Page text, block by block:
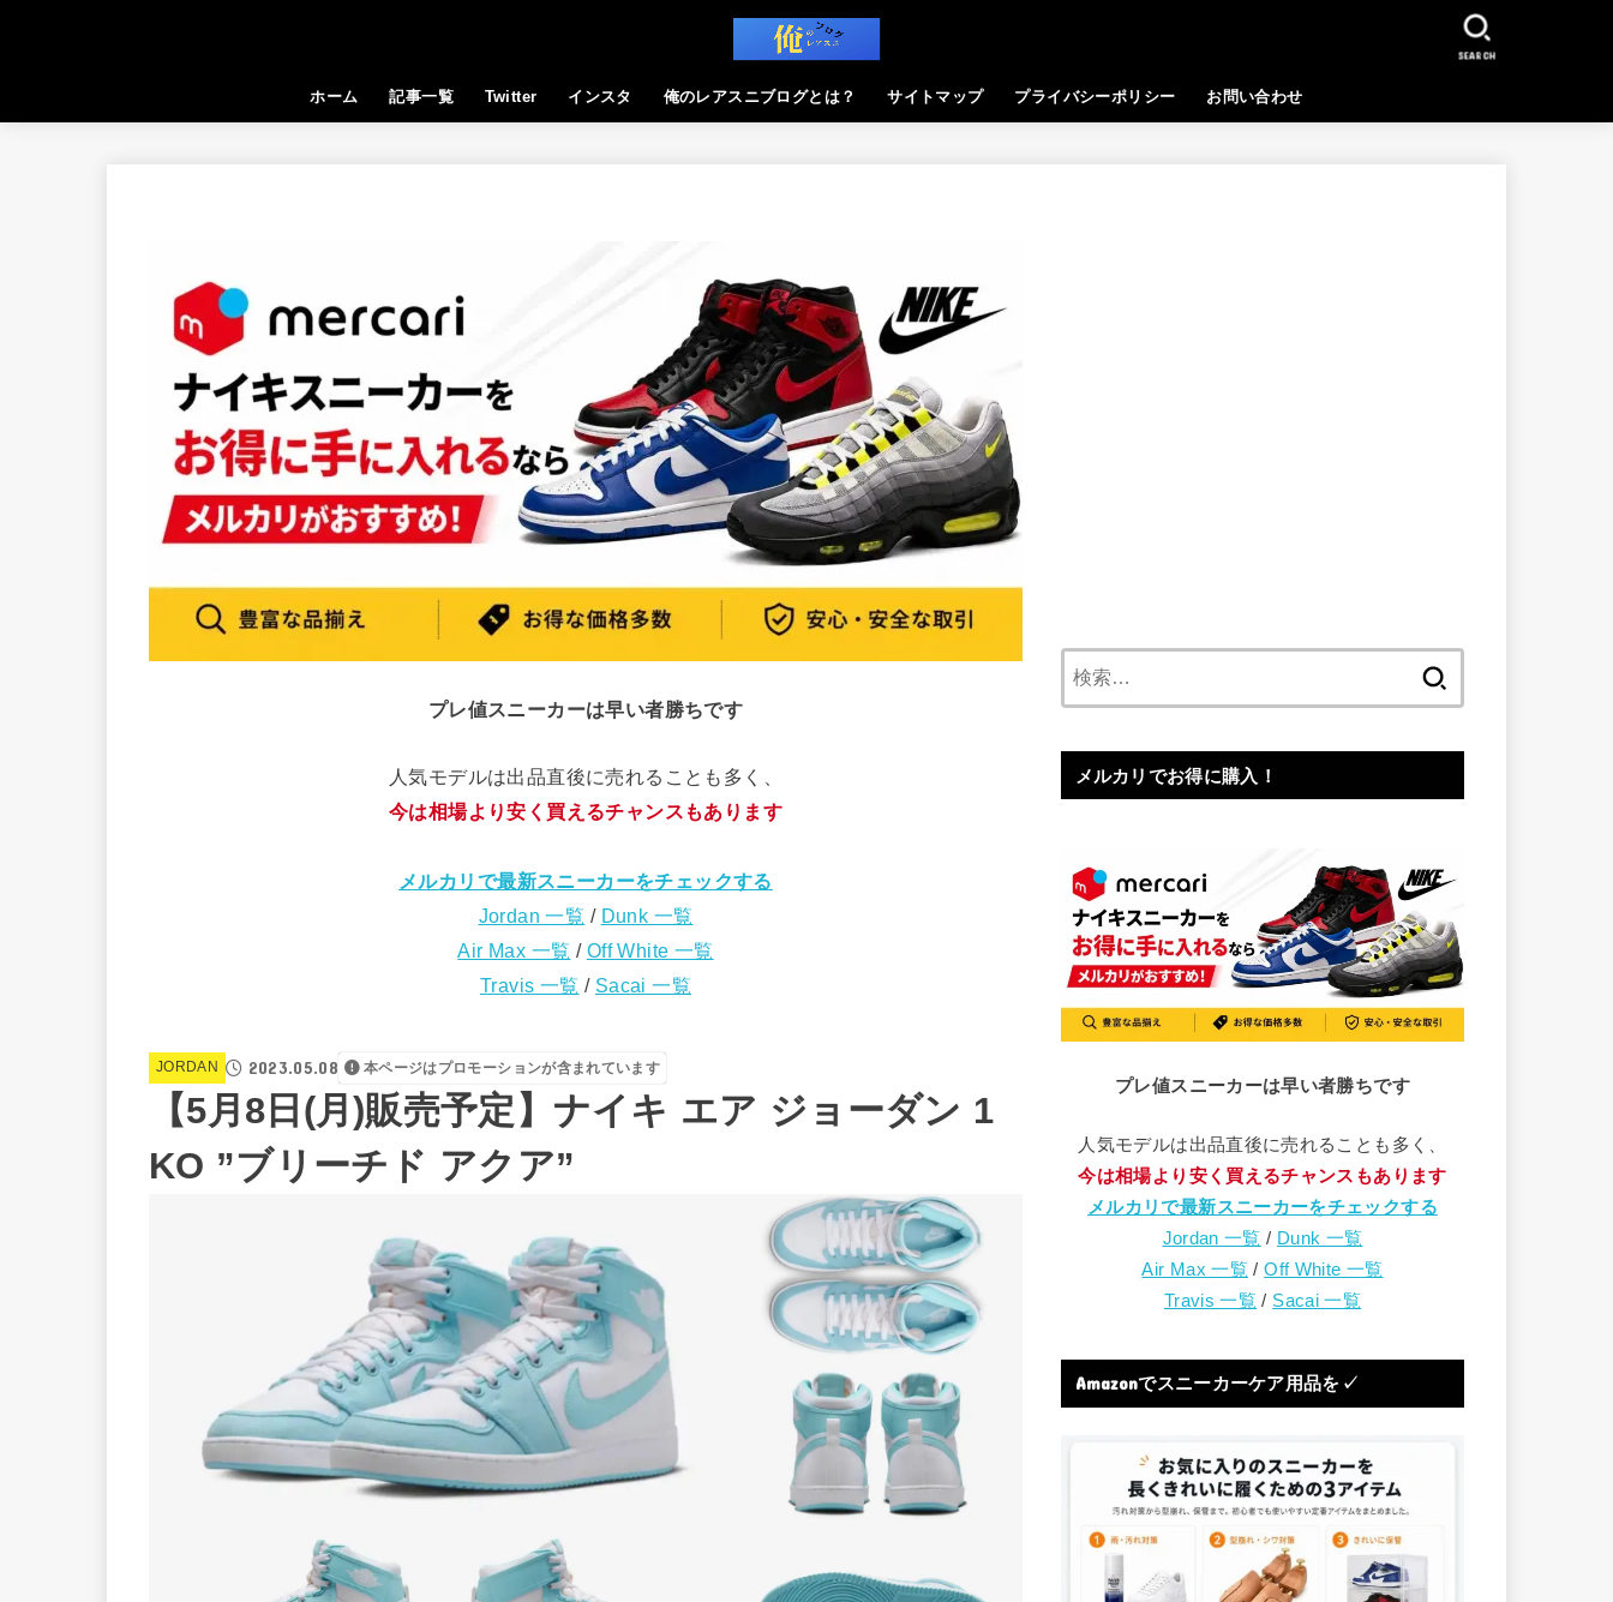
ホーム 記事一覧 Twitter インスタ 俺のレアスニブログとは？ サイトマップ プライバシーポリシー お問い合わせ
SEARCH
プレ値スニーカーは早い者勝ちです
人気モデルは出品直後に売れることも多く、
今は相場より安く買えるチャンスもあります
メルカリで最新スニーカーをチェックする
Jordan 一覧 / Dunk 一覧
Air Max 一覧 / Off White 一覧
Travis 一覧 / Sacai 一覧
JORDAN 2023.05.08 本ページはプロモーションが含まれています
【5月8日(月)販売予定】ナイキ エア ジョーダン 1
KO ”ブリーチド アクア”
メルカリでお得に購入！
プレ値スニーカーは早い者勝ちです
人気モデルは出品直後に売れることも多く、
今は相場より安く買えるチャンスもあります
メルカリで最新スニーカーをチェックする
Jordan 一覧 / Dunk 一覧
Air Max 一覧 /Off White 一覧
Travis 一覧 / Sacai 一覧
Amazonでスニーカーケア用品を✓